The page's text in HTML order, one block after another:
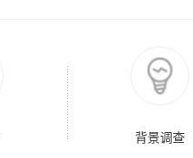
背景调查